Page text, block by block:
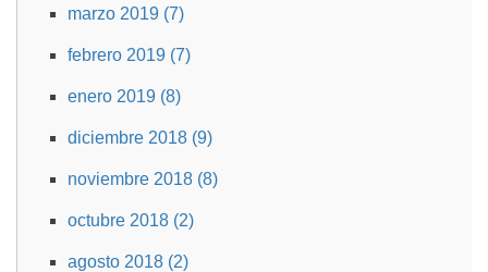
marzo 2019 (7)
febrero 2019 (7)
enero 2019 (8)
diciembre 2018 (9)
noviembre 2018 (8)
octubre 2018 (2)
agosto 2018 (2)